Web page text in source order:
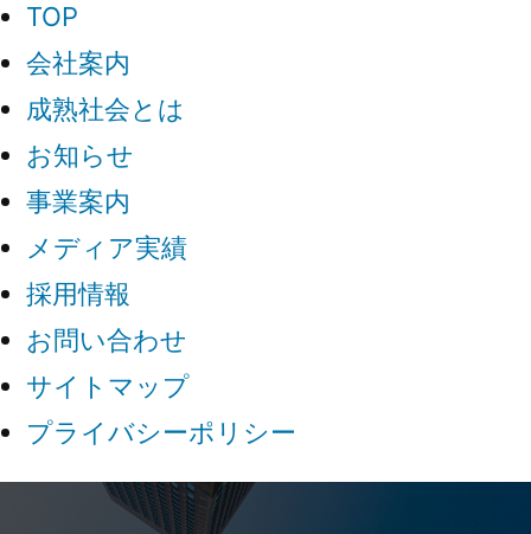
TOP
会社案内
成熟社会とは
お知らせ
事業案内
メディア実績
採用情報
お問い合わせ
サイトマップ
プライバシーポリシー